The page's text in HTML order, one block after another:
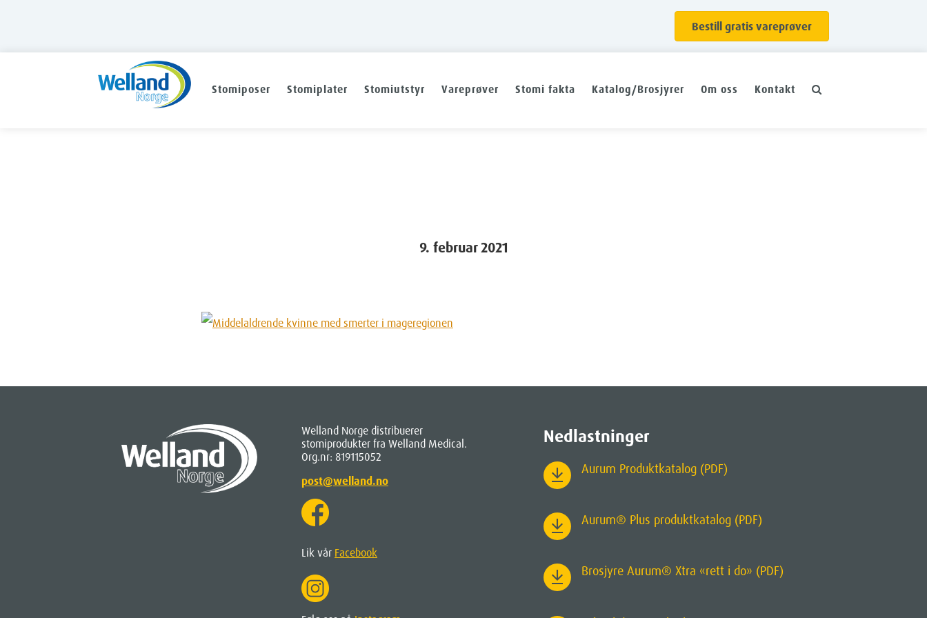
Bestill gratis vareprøver
Stomiposer Stomiplater Stomiutstyr Vareprøver Stomi fakta Katalog/Brosjyrer Om oss Kontakt
9. februar 2021
Welland Norge distribuerer
stomiprodukter fra Welland Medical.
Org.nr: 819115052
post@welland.no
Lik vår Facebook
Nedlastninger
Aurum Produktkatalog (PDF)
Aurum® Plus produktkatalog (PDF)
Brosjyre Aurum® Xtra «rett i do» (PDF)